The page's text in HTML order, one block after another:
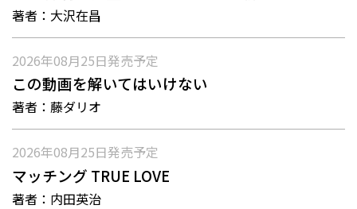
著者： 大沢在昌
2026年08月25日発売予定
この動画を解いてはいけない
著者： 藤ダリオ
2026年08月25日発売予定
マッチング TRUE LOVE
著者： 内田英治